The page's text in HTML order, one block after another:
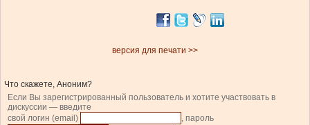
версия для печати >>
Что скажете, Аноним?
Если Вы зарегистрированный пользователь и хотите участвовать в
дискуссии — введите
свой логин (email)
, пароль